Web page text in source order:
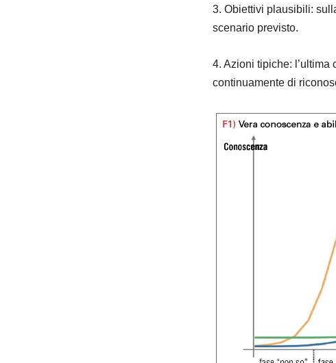
3. Obiettivi plausibili:
scenario previsto.
4. Azioni tipiche:
continuamente di